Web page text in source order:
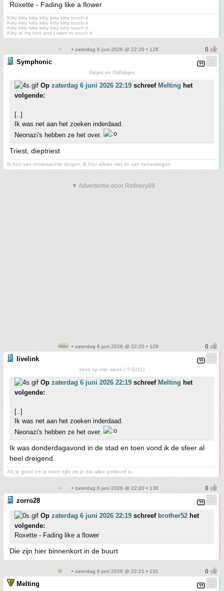
Roxette - Fading like a flower
Kitty kitty kitty kitty kitty kitty touch it
Kitty kitty kitty kitty kitty kitty touch it
Kitty kitty kitty kitty kitty kitty touch it
Kitty at my foot and I want to touch it
• zaterdag 6 juni 2026 @ 22:20 • 128
Symphonic
Sijsjes en Drijfsijsjes
Op zaterdag 6 juni 2026 22:19 schreef Melting het
volgende:
[..]
Ik was net aan het zoeken inderdaad.
Neonazi's hebben ze het over.
Triest, dieptriest
Ik hou van onverwachte dingen, ik hou alleen niet zo van verrassingen
▼ Advertentie door Refinery89
• zaterdag 6 juni 2026 @ 22:20 • 129
livelink
keek op mijn week ( © DJ11)
Op zaterdag 6 juni 2026 22:19 schreef Melting het
volgende:
[..]
Ik was net aan het zoeken inderdaad.
Neonazi's hebben ze het over.
Ik was donderdagavond in de stad en toen vond ik de sfeer al
heel dreigend.
Als je goed om je heen kijkt zie je dat alles gekleurd is.
• zaterdag 6 juni 2026 @ 22:20 • 130
zorro28
Op zaterdag 6 juni 2026 22:19 schreef brother52 het
volgende:
Roxette - Fading like a flower
Die zijn hier binnenkort in de buurt
• zaterdag 6 juni 2026 @ 22:21 • 131
Melting